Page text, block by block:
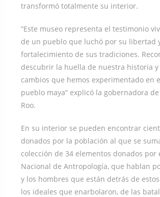
transformó totalmente su interior.
“Este museo representa el testimonio
de un pueblo que luchó por su libertad
fortalecimiento de sus tradiciones.
descubrir la huella de nuestra historia y
cambios que hemos experimentado en
pueblo maya” explicó la gobernadora
Roo.
En su interior se pueden encontrar
donados por la población al que se
colección de 34 elementos donados por
Nacional de Antropología, que hablan
y los hombres que están detrás de
los ideales que enarbolaron, de las